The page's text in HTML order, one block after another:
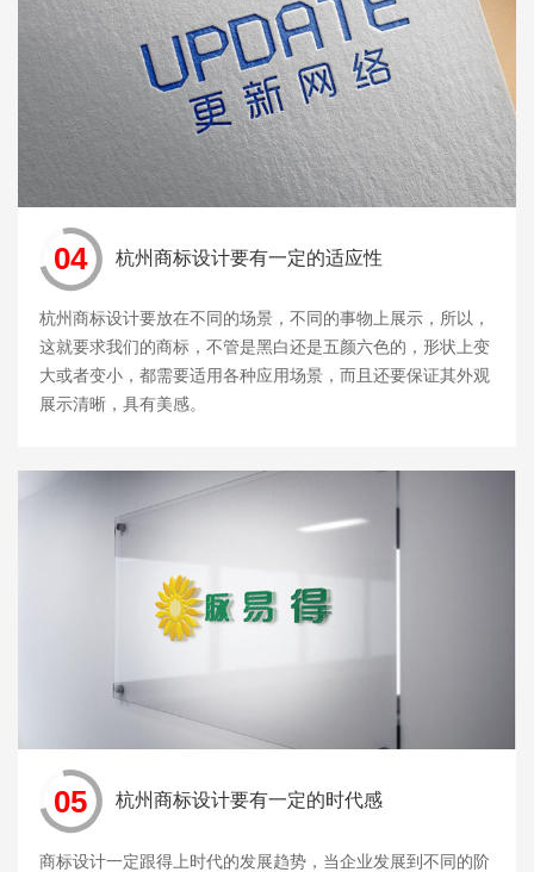
04 杭州商标设计要有一定的适应性
杭州商标设计要放在不同的场景，不同的事物上展示，所以，
这就要求我们的商标，不管是黑白还是五颜六色的，形状上变
大或者变小，都需要适用各种应用场景，而且还要保证其外观
展示清晰，具有美感。
05 杭州商标设计要有一定的时代感
商标设计一定跟得上时代的发展趋势，当企业发展到不同的阶